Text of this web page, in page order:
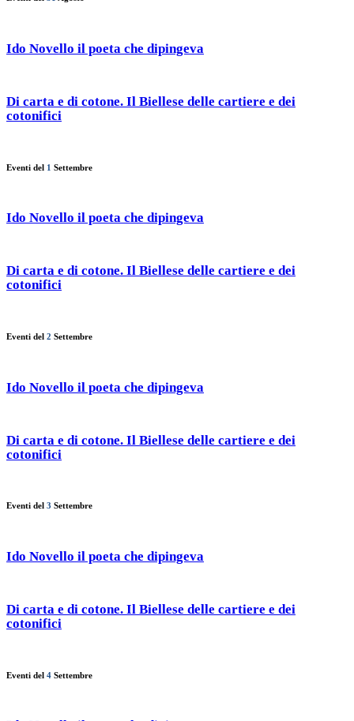
Ido Novello il poeta che dipingeva
Di carta e di cotone. Il Biellese delle cartiere e dei
cotonifici
Eventi del 1 Settembre
Ido Novello il poeta che dipingeva
Di carta e di cotone. Il Biellese delle cartiere e dei
cotonifici
Eventi del 2 Settembre
Ido Novello il poeta che dipingeva
Di carta e di cotone. Il Biellese delle cartiere e dei
cotonifici
Eventi del 3 Settembre
Ido Novello il poeta che dipingeva
Di carta e di cotone. Il Biellese delle cartiere e dei
cotonifici
Eventi del 4 Settembre